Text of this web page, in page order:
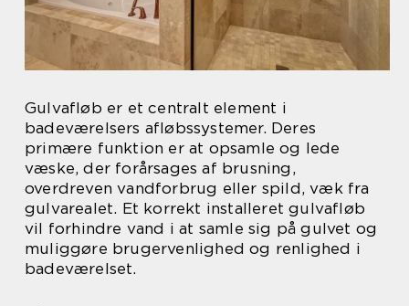
Gulvafløb er et centralt element i
badeværelsers afløbssystemer. Deres
primære funktion er at opsamle og lede
væske, der forårsages af brusning,
overdreven vandforbrug eller spild, væk fra
gulvarealet. Et korrekt installeret gulvafløb
vil forhindre vand i at samle sig på gulvet og
muliggøre brugervenlighed og renlighed i
badeværelset.